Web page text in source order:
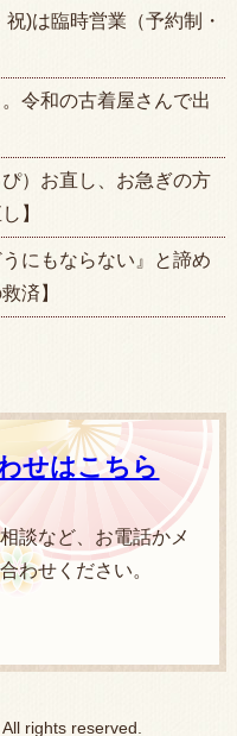
)は臨時営業（予約制・
令和の古着屋さんで出
）お直し、お急ぎの方
】
にもならない』と諦め
済】
せはこちら
談など、お電話かメ
わせください。
rights reserved.